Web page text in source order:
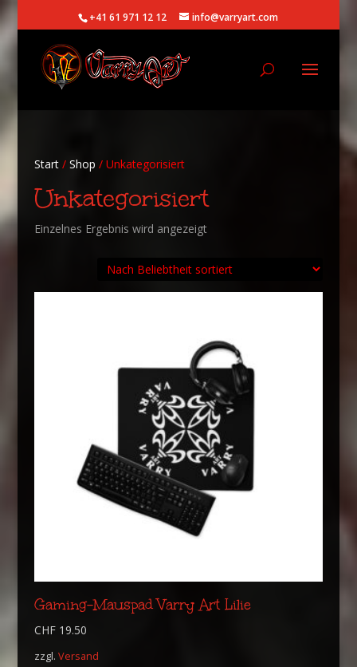
+41 61 971 12 12 info@varryart.com
Start/ Shop / Unkategorisiert
Unkategorisiert
Einzelnes Ergebnis wird angezeigt
Gaming-Mauspad Varry Art Lilie
CHF19.50
zzgl. Versand